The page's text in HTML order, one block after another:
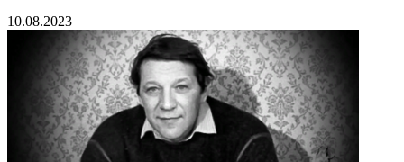
10.08.2023